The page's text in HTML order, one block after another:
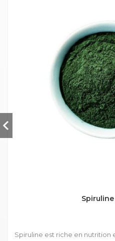
Spiruline est riche en nutrition